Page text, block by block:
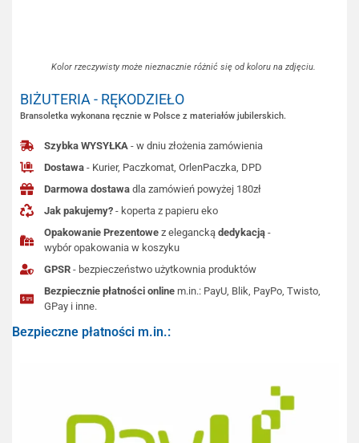
Kolor rzeczywisty może nieznacznie różnić się od koloru na zdjęciu.
BIŻUTERIA - RĘKODZIEŁO
Bransoletka wykonana ręcznie w Polsce z materiałów jubilerskich.
Szybka WYSYŁKA - w dniu złożenia zamówienia
Dostawa - Kurier, Paczkomat, OrlenPaczka, DPD
Darmowa dostawa dla zamówień powyżej 180zł
Jak pakujemy? - koperta z papieru eko
Opakowanie Prezentowe z eleganckądedykacją -
wybór opakowania w koszyku
GPSR - bezpieczeństwo użytkownia produktów
Bezpiecznie płatności online m.in.: PayU, Blik, PayPo, Twisto,
GPay i inne.
Bezpieczne płatności m.in.: